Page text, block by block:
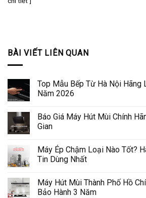
BÀI VIẾT LIÊN QUAN
Top Mẫu Bếp Từ Hà Nội Hãng
Năm 2026
Báo Giá Máy Hút Mùi Chính
Gian
Máy Ép Chậm Loại Nào Tốt?
Tin Dùng Nhất
Máy Hút Mùi Thành Phố Hồ
Bảo Hành 3 Năm